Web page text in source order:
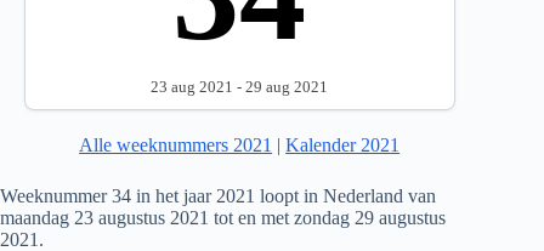
23 aug 2021 - 29 aug 2021
Alle weeknummers 2021 |Kalender 2021
Weeknummer 34 in het jaar 2021 loopt in Nederland van
maandag 23 augustus 2021 tot en met zondag 29 augustus
2021.